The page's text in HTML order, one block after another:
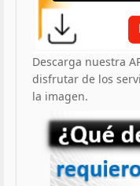
Descarga nuestra
disfrutar de los
la imagen.